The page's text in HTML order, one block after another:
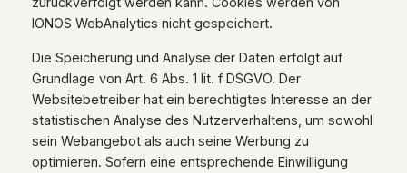
IONOS WebAnalytics nicht gespeichert.
Die Speicherung und Analyse der Daten erfolgt auf
Grundlage von Art. 6 Abs. 1 lit. f DSGVO. Der
Websitebetreiber hat ein berechtigtes Interesse an der
statistischen Analyse des Nutzerverhaltens, um sowohl
sein Webangebot als auch seine Werbung zu
optimieren. Sofern eine entsprechende Einwilligung